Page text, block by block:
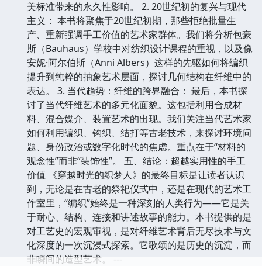
美标准带来的永久性影响。 2. 20世纪初的复兴与现代
主义： 本书将聚焦于20世纪初期，那些拒绝批量生
产、重新强调手工价值的艺术家群体。我们将分析包豪
斯（Bauhaus）学校中对纺织设计课程的重视，以及像
安妮·阿尔伯斯（Anni Albers）这样的先驱如何将编织
提升到纯粹的抽象艺术层面，探讨几何结构在纤维中的
表达。 3. 当代趋势：纤维的跨界融合： 最后，本书探
讨了当代纤维艺术的多元化面貌。这包括利用合成材
料、混合媒介、装置艺术的出现。我们关注当代艺术家
如何利用编织、钩织、结打等古老技术，来探讨环境问
题、身份政治或数字化时代的焦虑。重点在于“材料的
观念性”而非“装饰性”。 五、结论：超越实用性的手工
价值 《穿越时光的织梦人》的最终目标是让读者认识
到，无论是在古老的祭祀仪式中，还是在现代的艺术工
作室里，“编织”始终是一种深刻的人类行为——它是关
于耐心、结构、连接和讲述故事的能力。本书提供的是
对工艺史的宏观审视，是对纤维艺术背后无尽技术与文
化深度的一次沉浸式探索。它歌颂的是历史的沉淀，而
非瞬间的造型艺术。 ---